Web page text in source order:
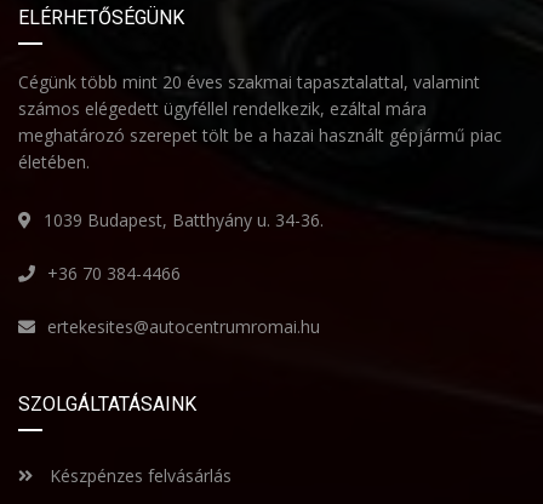
ELÉRHETŐSÉGÜNK
Cégünk több mint 20 éves szakmai tapasztalattal, valamint
számos elégedett ügyféllel rendelkezik, ezáltal mára
meghatározó szerepet tölt be a hazai használt gépjármű piac
életében.
1039 Budapest, Batthyány u. 34-36.
+36 70 384-4466
ertekesites@autocentrumromai.hu
SZOLGÁLTATÁSAINK
Készpénzes felvásárlás